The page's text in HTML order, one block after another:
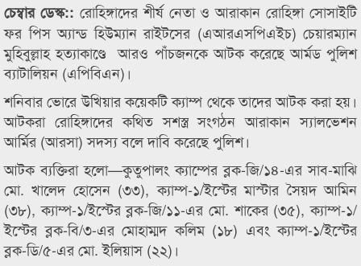
চেম্বার ডেস্ক:: রোহিঙ্গাদের শীর্ষ নেতা ও আরাকান রোহিঙ্গা সোসাইটি
ফর পিস অ্যান্ড হিউম্যান রাইটসের (এআরএসপিএইচ) চেয়ারম্যান
মুহিবুল্লাহ হত্যাকাণ্ডে আরও পাঁচজনকে আটক করেছে আর্মড পুলিশ
ব্যাটালিয়ন (এপিবিএন)।
শনিবার ভোরে উখিয়ার কয়েকটি ক্যাম্প থেকে তাদের আটক করা হয়।
আটকরা রোহিঙ্গাদের কথিত সশস্ত্র সংগঠন আরাকান স্যালভেশন
আর্মির (আরসা) সদস্য বলে দাবি করেছে পুলিশ।
আটক ব্যক্তিরা হলো—কুতুপালং ক্যাম্পের ব্লক-জি/১৪-এর সাব-মাঝি
মো. খালেদ হোসেন (৩৩), ক্যাম্প-১/ইস্টের মাস্টার সৈয়দ আমিন
(৩৮), ক্যাম্প-১/ইস্টের ব্লক-জি/১১-এর মো. শাকের (৩৫), ক্যাম্প-১/
ইস্টের ব্লক-বি/৩-এর মোহাম্মদ কলিম (১৮) এবং ক্যাম্প-১/ইস্টের
ব্লক-ডি/৫-এর মো. ইলিয়াস (২২)।